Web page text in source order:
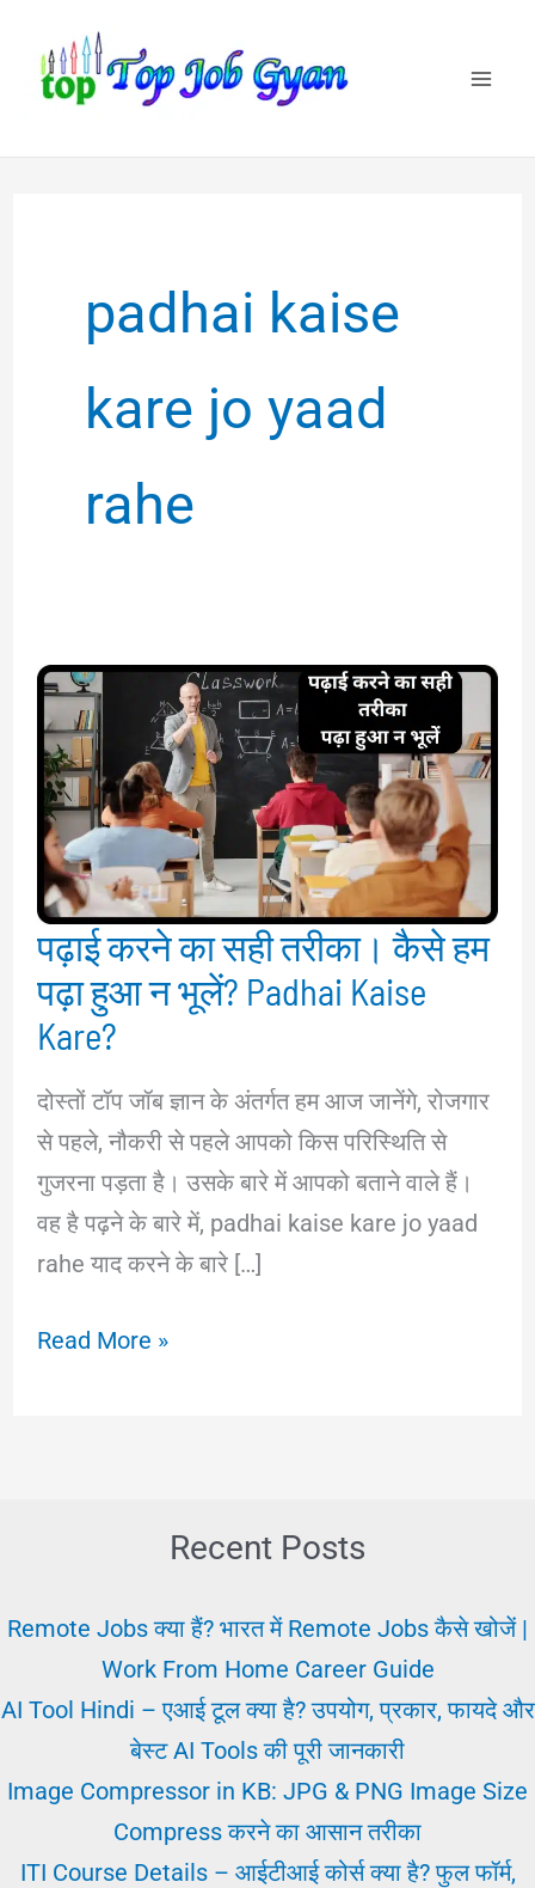
content
padhai kaise
kare jo yaad
rahe
पढ़ाई करने का सही तरीका। कैसे हम
पढ़ा हुआ न भूलें? Padhai Kaise
Kare?
दोस्तों टॉप जॉब ज्ञान के अंतर्गत हम आज जानेंगे, रोजगार
से पहले, नौकरी से पहले आपको किस परिस्थिति से
गुजरना पड़ता है। उसके बारे में आपको बताने वाले हैं।
वह है पढ़ने के बारे में, padhai kaise kare jo yaad
rahe याद करने के बारे […]
पढ़ाई
पढ़ा
न
Padhai
Kare?
Read More »
Recent Posts
Remote Jobs क्या हैं? भारत में Remote Jobs कैसे खोजें |
Work From Home Career Guide
AI Tool Hindi – एआई टूल क्या है? उपयोग, प्रकार, फायदे और
बेस्ट AI Tools की पूरी जानकारी
Image Compressor in KB: JPG & PNG Image Size
Compress करने का आसान तरीका
ITI Course Details – आईटीआई कोर्स क्या है? फुल फॉर्म,